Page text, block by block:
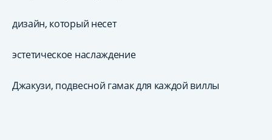
дизайн, который несет
эстетическое наслаждение
Джакузи, подвесной гамак для каждой виллы